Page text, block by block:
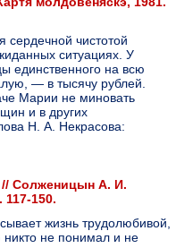
сердечной чистотой
ситуациях. У
единственного на всю
— в тысячу рублей.
Марии не миновать
и в других
Н. А. Некрасова:
Солженицын А. И.
150.
жизнь трудолюбивой,
не понимал и не